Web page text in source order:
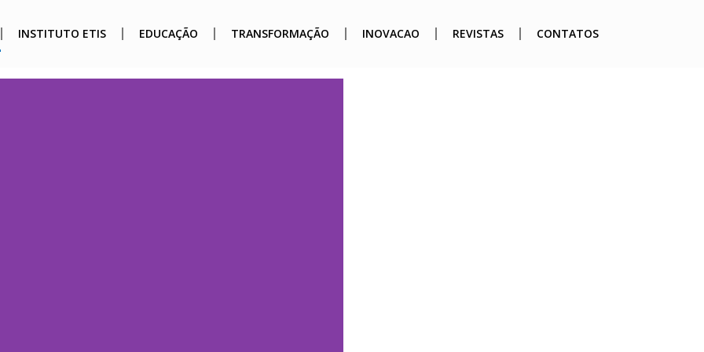
INSTITUTO ETIS EDUCAÇÃO TRANSFORMAÇÃO INOVACAO REVISTAS CONTATOS